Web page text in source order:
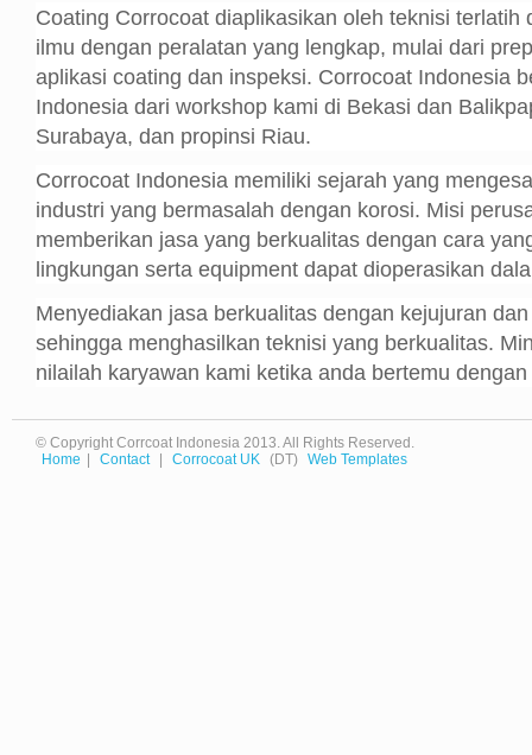
Coating Corrocoat diaplikasikan oleh teknisi terlatih
ilmu dengan peralatan yang lengkap, mulai dari
aplikasi coating dan inspeksi. Corrocoat Indonesia
Indonesia dari workshop kami di Bekasi dan
Surabaya, dan propinsi Riau.
Corrocoat Indonesia memiliki sejarah yang
industri yang bermasalah dengan korosi. Misi
memberikan jasa yang berkualitas dengan cara
lingkungan serta equipment dapat dioperasikan
Menyediakan jasa berkualitas dengan kejujuran
sehingga menghasilkan teknisi yang berkualitas.
nilailah karyawan kami ketika anda bertemu
© Copyright Corrcoat Indonesia 2013. All Rights Reserved.
Home
Contact Corrocoat UK (DT) Web Templates